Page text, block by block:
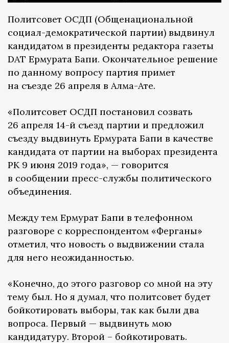
Политсовет ОСДП (Общенациональной
социал-демократической партии) выдвинул
кандидатом в президенты редактора газеты
DAT Ермурата Бапи. Окончательное решение
по данному вопросу партия примет
на съезде 26 апреля в Алма-Ате.
«Политсовет ОСДП постановил созвать
26 апреля 14-й съезд партии и предложил
съезду выдвинуть Ермурата Бапи в качестве
кандидата от партии на выборах президента
РК 9 июня 2019 года», — говорится
в сообщении пресс-службы политического
объединения.
Между тем Ермурат Бапи в телефонном
разговоре с корреспондентом «Ферганы»
отметил, что новость о выдвижении стала
для него неожиданностью.
«Конечно, до этого разговор со мной на эту
тему был. Но я думал, что политсовет будет
бойкотировать выборы, так как были два
вопроса. Первый — выдвинуть мою
кандидатуру. Второй – бойкотировать.